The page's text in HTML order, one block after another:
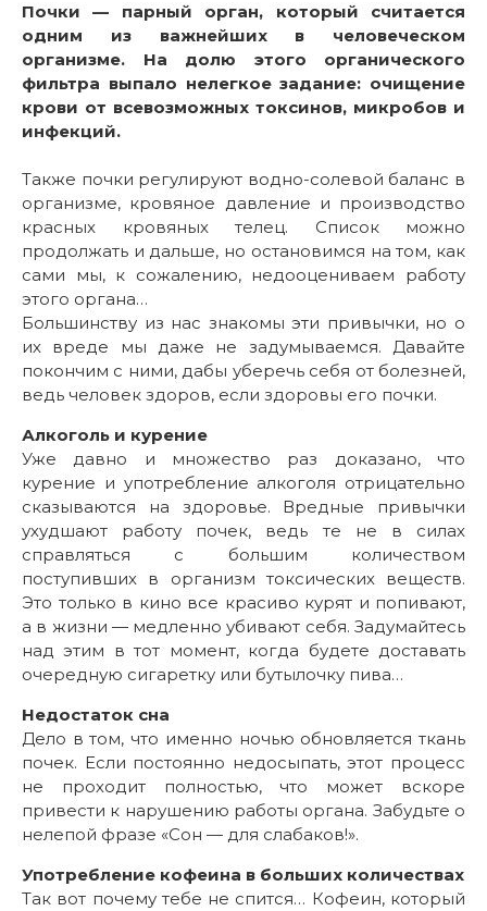
Почки — парный орган, который считается
одним из важнейших в человеческом
организме. На долю этого органического
фильтра выпало нелегкое задание: очищение
крови от всевозможных токсинов, микробов и
инфекций.
Также почки регулируют водно-солевой баланс в
организме, кровяное давление и производство
красных кровяных телец. Список можно
продолжать и дальше, но остановимся на том, как
сами мы, к сожалению, недооцениваем работу
этого органа…
Большинству из нас знакомы эти привычки, но о
их вреде мы даже не задумываемся. Давайте
покончим с ними, дабы уберечь себя от болезней,
ведь человек здоров, если здоровы его почки.
Алкоголь и курение
Уже давно и множество раз доказано, что
курение и употребление алкоголя отрицательно
сказываются на здоровье. Вредные привычки
ухудшают работу почек, ведь те не в силах
справляться с большим количеством
поступивших в организм токсических веществ.
Это только в кино все красиво курят и попивают,
а в жизни — медленно убивают себя. Задумайтесь
над этим в тот момент, когда будете доставать
очередную сигаретку или бутылочку пива…
Недостаток сна
Дело в том, что именно ночью обновляется ткань
почек. Если постоянно недосыпать, этот процесс
не проходит полностью, что может вскоре
привести к нарушению работы органа. Забудьте о
нелепой фразе «Сон — для слабаков!».
Употребление кофеина в больших количествах
Так вот почему тебе не спится… Кофеин, который